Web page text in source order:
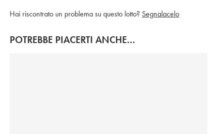
Hai riscontrato un problema su questo lotto? Segnalacelo
POTREBBE PIACERTI ANCHE…